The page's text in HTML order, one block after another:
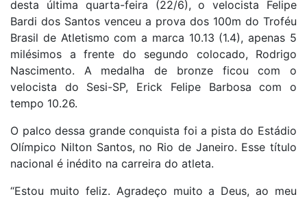
desta última quarta-feira (22/6), o velocista Felipe
Bardi dos Santos venceu a prova dos 100m do Troféu
Brasil de Atletismo com a marca 10.13 (1.4), apenas 5
milésimos a frente do segundo colocado, Rodrigo
Nascimento. A medalha de bronze ficou com o
velocista do Sesi-SP, Erick Felipe Barbosa com o
tempo 10.26.
O palco dessa grande conquista foi a pista do Estádio
Olímpico Nilton Santos, no Rio de Janeiro. Esse título
nacional é inédito na carreira do atleta.
“Estou muito feliz. Agradeço muito a Deus, ao meu